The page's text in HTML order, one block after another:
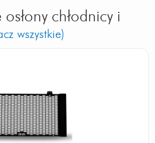
chłodnicy i
wszystkie)